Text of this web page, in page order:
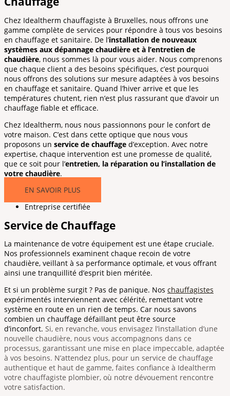
Chez Idealtherm chauffagiste à Bruxelles, nous offrons une
gamme complète de services pour répondre à tous vos besoins
en chauffage et sanitaire. De l’installation de nouveaux
systèmes aux dépannage chaudière et à l’entretien de
chaudière, nous sommes là pour vous aider. Nous comprenons
que chaque client a des besoins spécifiques, c’est pourquoi
nous offrons des solutions sur mesure adaptées à vos besoins
en chauffage et sanitaire. Quand l’hiver arrive et que les
températures chutent, rien n’est plus rassurant que d’avoir un
chauffage fiable et efficace.
Chez Idealtherm, nous nous passionnons pour le confort de
votre maison. C’est dans cette optique que nous vous
proposons un service de chauffage d’exception. Avec notre
expertise, chaque intervention est une promesse de qualité,
que ce soit pour l’entretien, la réparation ou l’installation de
votre chaudière.
EN SAVOIR PLUS
Entreprise certifiée
Service de Chauffage
La maintenance de votre équipement est une étape cruciale.
Nos professionnels examinent chaque recoin de votre
chaudière, veillant à sa performance optimale, et vous offrant
ainsi une tranquillité d’esprit bien méritée.
Et si un problème surgit ? Pas de panique. Nos chauffagistes
expérimentés interviennent avec célérité, remettant votre
système en route en un rien de temps. Car nous savons
combien un chauffage défaillant peut être source
d’inconfort. Si, en revanche, vous envisagez l’installation d’une
nouvelle chaudière, nous vous accompagnons dans ce
processus, garantissant une mise en place impeccable, adaptée
à vos besoins. N’attendez plus, pour un service de chauffage
authentique et haut de gamme, faites confiance à Idealtherm
votre chauffagiste plombier, où notre dévouement rencontre
votre satisfaction.